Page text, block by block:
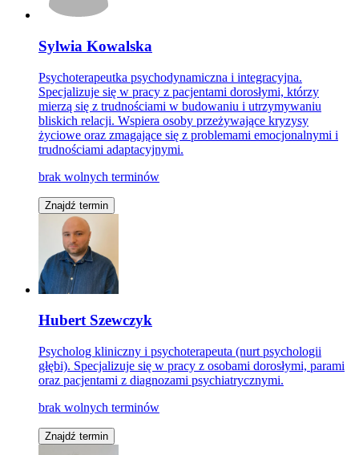
Sylwia Kowalska
Psychoterapeutka psychodynamiczna i integracyjna.
Specjalizuje się w pracy z pacjentami dorosłymi, którzy
mierzą się z trudnościami w budowaniu i utrzymywaniu
bliskich relacji. Wspiera osoby przeżywające kryzysy
życiowe oraz zmagające się z problemami emocjonalnymi i
trudnościami adaptacyjnymi.
brak wolnych terminów
Znajdź termin
Hubert Szewczyk
Psycholog kliniczny i psychoterapeuta (nurt psychologii
głębi). Specjalizuje się w pracy z osobami dorosłymi, parami
oraz pacjentami z diagnozami psychiatrycznymi.
brak wolnych terminów
Znajdź termin